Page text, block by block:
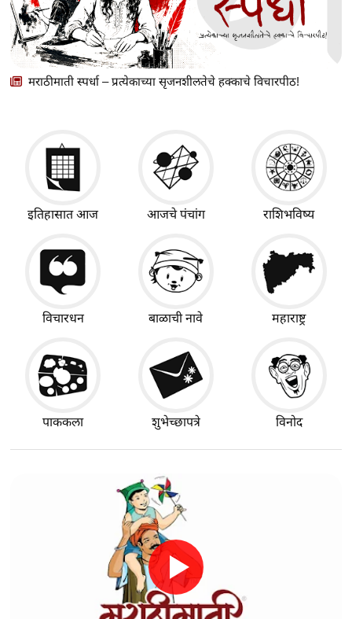
मराठीमाती स्पर्धा – प्रत्येकाच्या सृजनशीलतेचे हक्काचे विचारपीठ!
इतिहासात आज आजचे पंचांग राशिभविष्य
विचारधन बाळाची नावे महाराष्ट्र
पाककला शुभेच्छापत्रे विनोद